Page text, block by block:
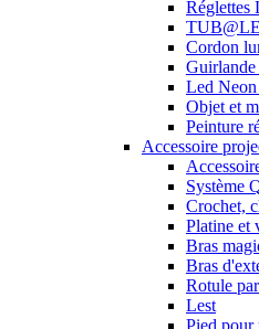
Réglettes
Cordon
Guirlande
Led
Objet et
Peinture
Accessoire
Système
Crochet,
Platine et
Bras
Bras
Rotule
Lest
Pied pour